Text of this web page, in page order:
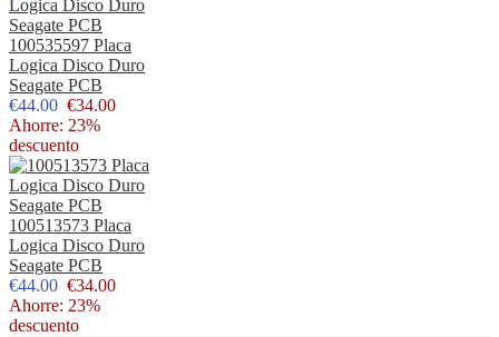
100535597 Placa
Logica Disco Duro
Seagate PCB
€44.00 €34.00
Ahorre: 23%
descuento
100513573 Placa
Logica Disco Duro
Seagate PCB
€44.00 €34.00
Ahorre: 23%
descuento